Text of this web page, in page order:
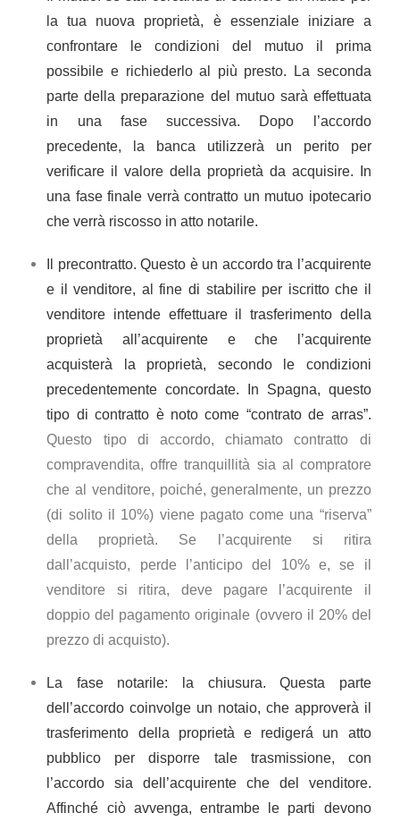
la tua nuova proprietà, è essenziale iniziare a
confrontare le condizioni del mutuo il prima
possibile e richiederlo al più presto. La seconda
parte della preparazione del mutuo sarà effettuata
in una fase successiva. Dopo l’accordo
precedente, la banca utilizzerà un perito per
verificare il valore della proprietà da acquisire. In
una fase finale verrà contratto un mutuo ipotecario
che verrà riscosso in atto notarile.
Il precontratto. Questo è un accordo tra l’acquirente
e il venditore, al fine di stabilire per iscritto che il
venditore intende effettuare il trasferimento della
proprietà all’acquirente e che l’acquirente
acquisterà la proprietà, secondo le condizioni
precedentemente concordate. In Spagna, questo
tipo di contratto è noto come “contrato de arras”.
Questo tipo di accordo, chiamato contratto di
compravendita, offre tranquillità sia al compratore
che al venditore, poiché, generalmente, un prezzo
(di solito il 10%) viene pagato come una “riserva”
della proprietà. Se l’acquirente si ritira
dall’acquisto, perde l’anticipo del 10% e, se il
venditore si ritira, deve pagare l’acquirente il
doppio del pagamento originale (ovvero il 20% del
prezzo di acquisto).
La fase notarile: la chiusura. Questa parte
dell’accordo coinvolge un notaio, che approverà il
trasferimento della proprietà e redigerá un atto
pubblico per disporre tale trasmissione, con
l’accordo sia dell’acquirente che del venditore.
Affinché ciò avvenga, entrambe le parti devono